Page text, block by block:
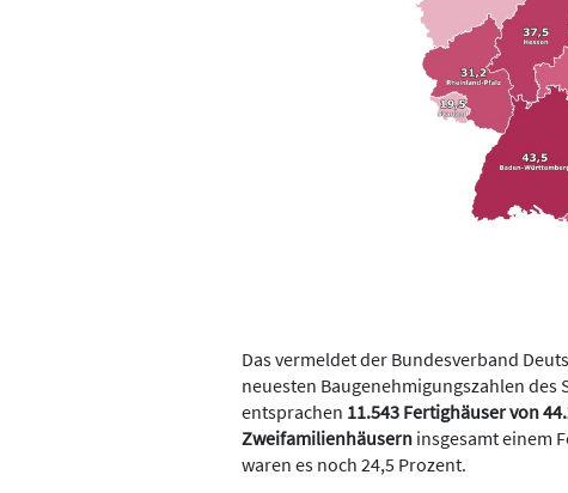
Das vermeldet der Bundesverband
neuesten Baugenehmigungszahlen des
entsprachen 11.543 Fertighäuser von
Zweifamilienhäusern insgesamt einem
waren es noch 24,5 Prozent.